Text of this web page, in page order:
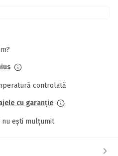
controlată
cu garanție
nu ești mulțumit